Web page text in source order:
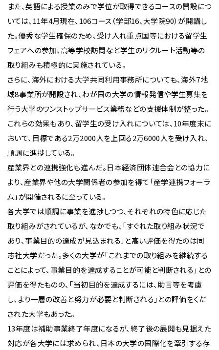
また、英語による授業のみで学位が取得できるコースの開設につ
いては、11年4月現在、106コース（学部16、大学院90）が開講し
た。優秀な学生確保のため、受け入れ重点国等における留学生
フェアへの参加、高等学校訪問など学生のリクルート活動等の
取り組みも積極的に実施されている。
さらに、海外における大学共同利用事務所についても、海外7地
域8事業所が開設され、わが国の大学の情報発信や学生募集を
行う大学のワンストップサービス業務などの支援体制が整った。
これらの効果もあり、留学生の受け入れについては、10年度末に
おいて、目標である2万2000人を上回る2万6000人を受け入れ、
順調に進捗している。
産業界との連携強化も進んだ。日本経済団体連合会との協力に
より、産業界や他の大学関係者の参加を得て「産学連携フォーラ
ム」が開催されるに至っている。
各大学では順調に事業を進捗しつつ、それぞれの特色に応じた
取り組みがされているが、なかでも、「すぐれた取り組み状況で
あり、事業目的の達成が見込まれる」と高い評価を得たのは同
志社大学だった。多くの大学が「これまでの取り組みを継続する
ことによって、事業目的を達成することが可能と判断される」との
評価を得たものの、「当初目的を達成するには、助言等を考慮
し、より一層の改善と努力が必要と判断される」との評価をくだ
された大学もあった。
13年度は補助事業終了年度になるが、終了後の展開も見据えた
対応が各大学には求められ、日本の大学の国際化を牽引する存